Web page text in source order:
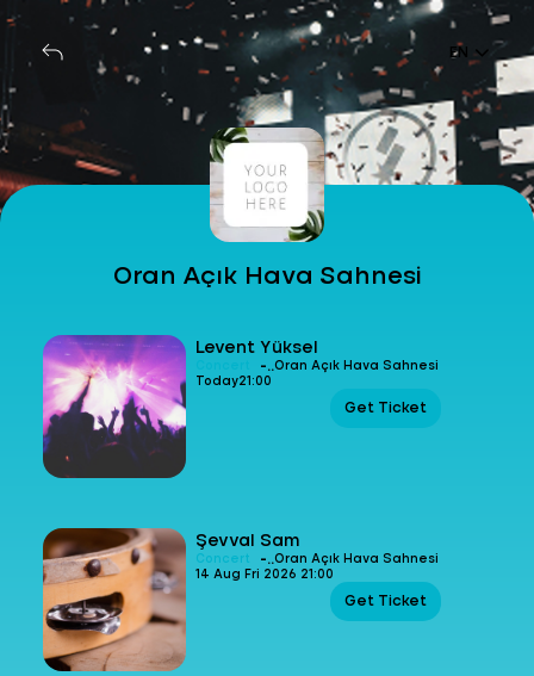
EN
Oran Açık Hava Sahnesi
Levent Yüksel
-Oran Açık Hava Sahnesi
Today21:00
Get Ticket
Şevval Sam
Concert -Oran Açık Hava Sahnesi
14 Aug Fri 2026 21:00
Get Ticket